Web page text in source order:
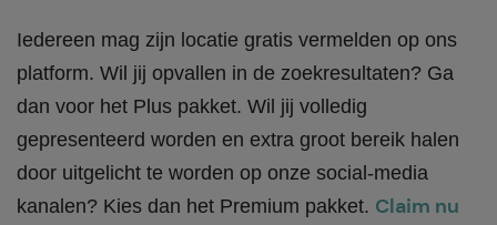
Iedereen mag zijn locatie gratis vermelden op ons
platform. Wil jij opvallen in de zoekresultaten? Ga
dan voor het Plus pakket. Wil jij volledig
gepresenteerd worden en extra groot bereik halen
door uitgelicht te worden op onze social-media
kanalen? Kies dan het Premium pakket. Claim nu